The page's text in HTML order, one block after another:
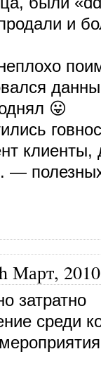
и
😛
клиенты,
—
Март, 2010
затратно
среди